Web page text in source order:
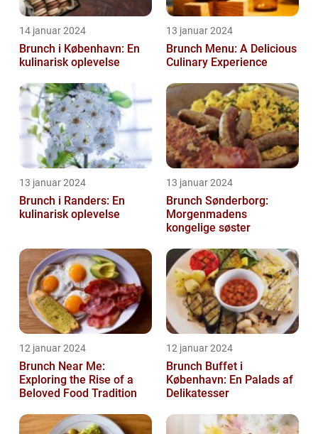
14 januar 2024
Brunch i København: En
kulinarisk oplevelse
13 januar 2024
Brunch Menu: A Delicious
Culinary Experience
13 januar 2024
Brunch i Randers: En
kulinarisk oplevelse
13 januar 2024
Brunch Sønderborg:
Morgenmadens
kongelige søster
12 januar 2024
Brunch Near Me:
Exploring the Rise of a
Beloved Food Tradition
12 januar 2024
Brunch Buffet i
København: En Palads af
Delikatesser